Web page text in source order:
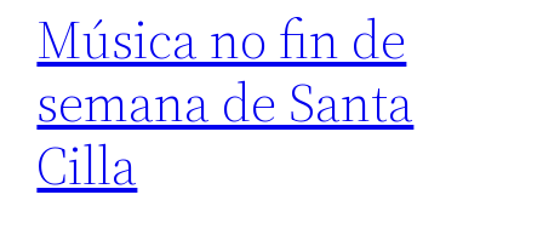
Música no fin de
semana de Santa
Cilla